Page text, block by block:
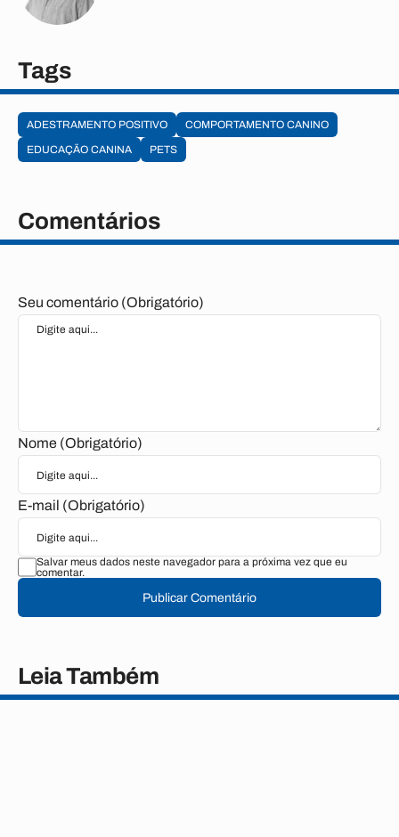
Tags
ADESTRAMENTO POSITIVO
COMPORTAMENTO CANINO
EDUCAÇÃO CANINA
PETS
Comentários
Seu comentário (Obrigatório)
Nome (Obrigatório)
E-mail (Obrigatório)
Salvar meus dados neste navegador para a próxima vez que eu
comentar.
Publicar Comentário
Leia Também